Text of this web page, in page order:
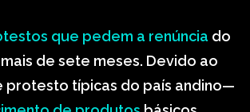
que pedem a renúncia do
de sete meses. Devido ao
protesto típicas do país andino—